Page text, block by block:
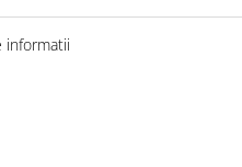
informatii